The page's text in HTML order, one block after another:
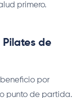
primero.
de
por
punto de partida.